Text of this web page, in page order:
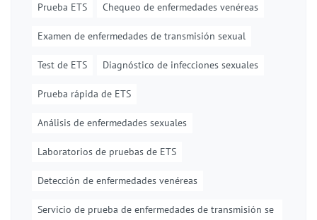
Prueba ETS Chequeo de enfermedades venéreas
Examen de enfermedades de transmisión sexual
Test de ETS Diagnóstico de infecciones sexuales
Prueba rápida de ETS
Análisis de enfermedades sexuales
Laboratorios de pruebas de ETS
Detección de enfermedades venéreas
Servicio de prueba de enfermedades de transmisión se